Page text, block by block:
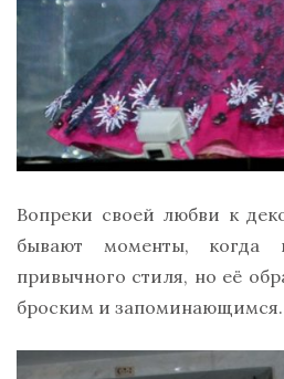
Вопреки своей любви к
бывают моменты, когда
привычного стиля, но её
броским и запоминающимся.